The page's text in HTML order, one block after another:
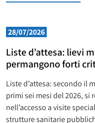
28/07/2026
Liste d’attesa: lievi
permangono forti
Liste d’attesa: secondo il
primi sei mesi del 2026,
nell’accesso a visite
strutture sanitarie